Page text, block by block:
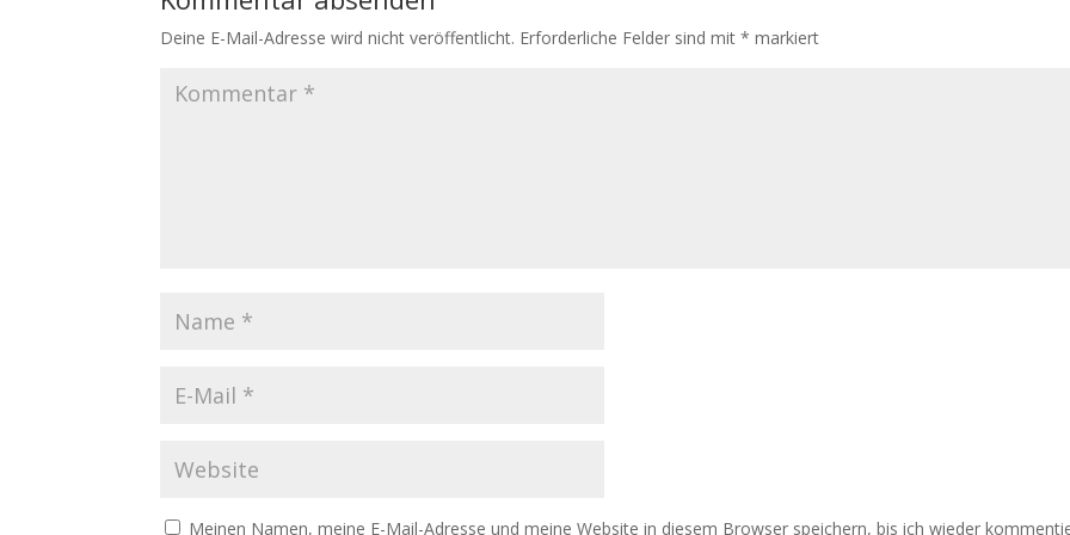
Deine E-Mail-Adresse wird nicht veröffentlicht. Erforderliche Felder sind mit* markiert
Meinen Namen, meine E-Mail-Adresse und meine Website in diesem Browser speichern, bis ich wieder